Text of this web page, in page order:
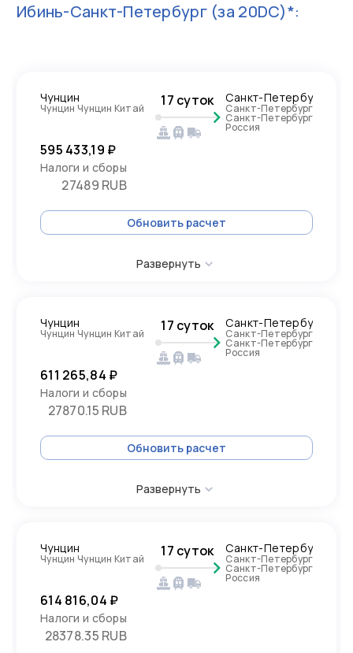
Ибинь-Санкт-Петербург(за 20DC)*:
Чунцин
Чунцин Чунцин Китай 17 суток Санкт-Петербург
Санкт-Петербург
Санкт-Петербург
Россия
595 433,19 ₽
Налоги и сборы
27489 RUB
Обновить расчет
Развернуть
Чунцин
Чунцин Чунцин Китай 17 суток Санкт-Петербург
Санкт-Петербург
Санкт-Петербург
Россия
611 265,84 ₽
Налоги и сборы
27870.15 RUB
Обновить расчет
Развернуть
Чунцин
Чунцин Чунцин Китай 17 суток Санкт-Петербург
Санкт-Петербург
Санкт-Петербург
Россия
614 816,04 ₽
Налоги и сборы
28378.35 RUB